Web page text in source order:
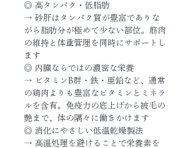
◎ 高タンパク・低脂肪
→ 砂肝はタンパク質が豊富でありな
がら脂肪分が極めて少ない部位。筋肉
の維持と体重管理を同時にサポートし
ます
◎ 内臓ならではの濃密な栄養
→ ビタミンB群・鉄・亜鉛など、通常
の鶏肉よりも豊富なビタミンとミネラ
ルを含有。免疫力の底上げから被毛の
艶まで、体の隅々に働きかけます
◎ 消化にやさしい低温乾燥製法
→ 高温処理を避けることで栄養素を